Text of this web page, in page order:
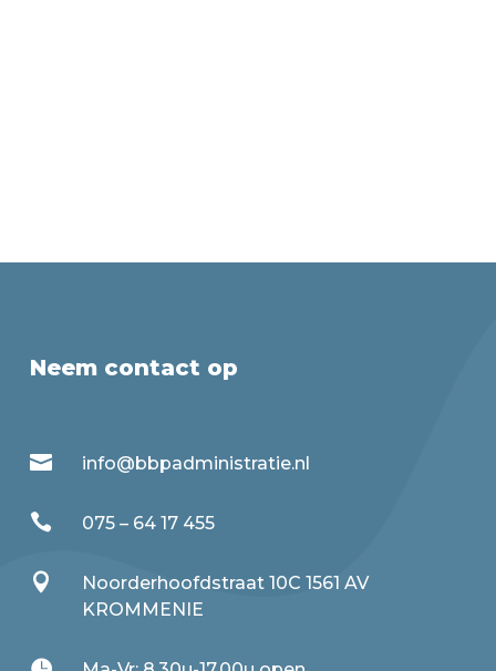
Neem contact op
 info@bbpadministratie.nl
 075 – 64 17 455

Noorderhoofdstraat 10C 1561 AV
KROMMENIE